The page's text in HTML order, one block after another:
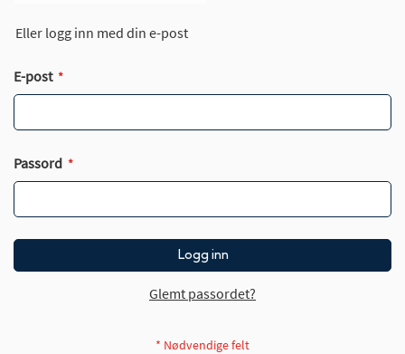
Eller logg inn med din e-post
E-post
Passord
Logg inn
Glemt passordet?